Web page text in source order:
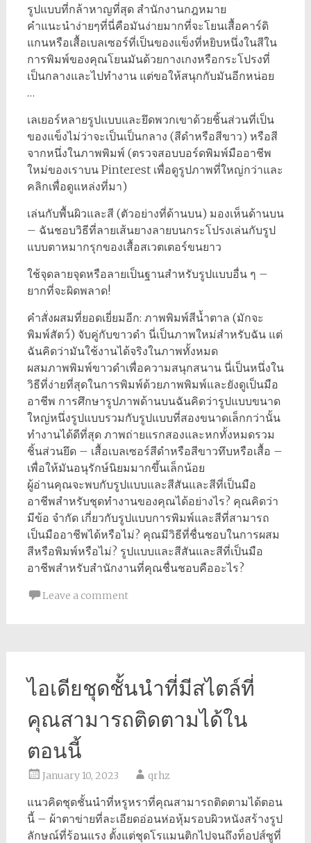
รูปแบบที่กล้าหาญที่สุด สำนักงานกฎหมาย
คำแนะนำง่ายๆที่นี่คือมันง่ายมากที่จะโยนเสื้อคาร์ดิ
แกนหรือเสื้อเบลเซอร์ที่เป็นของแข็งที่หยิบหนึ่งในสีใน
การพิมพ์ของคุณโยนมันด้วยกางเกงหรือกระโปรงที่
เป็นกลางและไปทำงาน แต่ขอให้สนุกกับมันอีกหน่อย
…
เลเยอร์หลายรูปแบบและยึดพวกเขาด้วยชิ้นส่วนที่เป็น
ของแข็งไม่ว่าจะเป็นเป็นกลาง (สีดำหรือสีขาว) หรือสี
จากหนึ่งในภาพพิมพ์ (ตรวจสอบบอร์ดพิมพ์มืออาชีพ
ใหม่ของเราบน Pinterest เพื่อดูรูปภาพที่ใหญ่กว่าและ
คลิกเพื่อดูแหล่งที่มา)
เล่นกับพื้นผิวและสี (ตัวอย่างที่ด้านบน) มองเห็นด้านบน
– ฉันชอบวิธีที่ลายเส้นยางลายบนกระโปรงเล่นกับรูป
แบบตาหมากรุกของเสื้อสเวตเตอร์ขนยาว
ใช้จุดลายจุดหรือลายเป็นฐานสำหรับรูปแบบอื่น ๆ –
ยากที่จะผิดพลาด!
คำสั่งผสมที่ยอดเยี่ยมอีก: ภาพพิมพ์สีน้ำตาล (มักจะ
พิมพ์สัตว์) จับคู่กับขาวดำ นี่เป็นภาพใหม่สำหรับฉัน แต่
ฉันคิดว่ามันใช้งานได้จริงในภาพทั้งหมด
ผสมภาพพิมพ์ขาวดำเพื่อความสนุกสนาน นี่เป็นหนึ่งใน
วิธีที่ง่ายที่สุดในการพิมพ์ด้วยภาพพิมพ์และยังดูเป็นมือ
อาชีพ การศึกษารูปภาพด้านบนฉันคิดว่ารูปแบบขนาด
ใหญ่หนึ่งรูปแบบรวมกับรูปแบบที่สองขนาดเล็กกว่านั้น
ทำงานได้ดีที่สุด ภาพถ่ายแรกสองและหกทั้งหมดรวม
ชิ้นส่วนยึด – เสื้อเบลเซอร์สีดำหรือสีขาวทึบหรือเสื้อ –
เพื่อให้มันอนุรักษ์นิยมมากขึ้นเล็กน้อย
ผู้อ่านคุณจะพบกับรูปแบบและสีสันและสีที่เป็นมือ
อาชีพสำหรับชุดทำงานของคุณได้อย่างไร? คุณคิดว่า
มีข้อ จำกัด เกี่ยวกับรูปแบบการพิมพ์และสีที่สามารถ
เป็นมืออาชีพได้หรือไม่? คุณมีวิธีที่ชื่นชอบในการผสม
สีหรือพิมพ์หรือไม่? รูปแบบและสีสันและสีที่เป็นมือ
อาชีพสำหรับสำนักงานที่คุณชื่นชอบคืออะไร?
Leave a comment
ไอเดียชุดชั้นนำที่มีสไตล์ที่
คุณสามารถติดตามได้ใน
ตอนนี้
January 10, 2023 qrhz
แนวคิดชุดชั้นนำที่หรูหราที่คุณสามารถติดตามได้ตอน
นี้ – ผ้าตาข่ายที่ละเอียดอ่อนห่อหุ้มรอบผิวหนังสร้างรูป
ลักษณ์ที่ร้อนแรง ตั้งแต่ชุดโรแมนติกไปจนถึงท็อปส์ซูที่